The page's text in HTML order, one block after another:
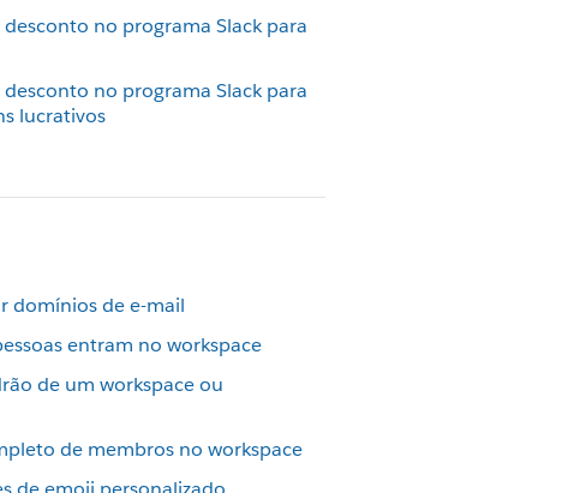
no programa Slack para
no programa Slack para
lucrativos
domínios de e-mail
entram no workspace
de um workspace ou
de membros no workspace